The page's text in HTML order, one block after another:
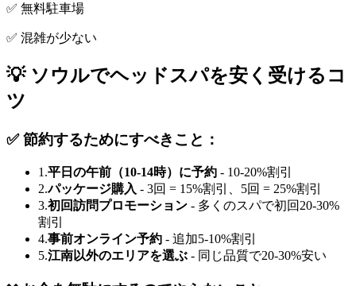
✅ 無料駐車場
✅ 混雑が少ない
💡 ソウルでヘッドスパを安く受けるコ
ツ
✅ 節約するためにすべきこと：
1.平日の午前（10-14時）に予約 - 10-20%割引
2.パッケージ購入 - 3回 = 15%割引、5回 = 25%割引
3.初回訪問プロモーション - 多くのスパで初回20-30%
割引
4.事前オンライン予約 - 追加5-10%割引
5.江南以外のエリアを選ぶ - 同じ品質で20-30%安い